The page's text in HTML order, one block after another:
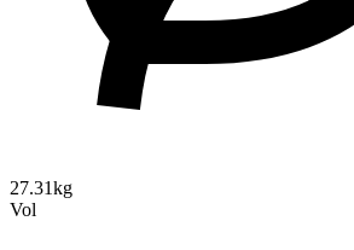
27.31kg
Vol